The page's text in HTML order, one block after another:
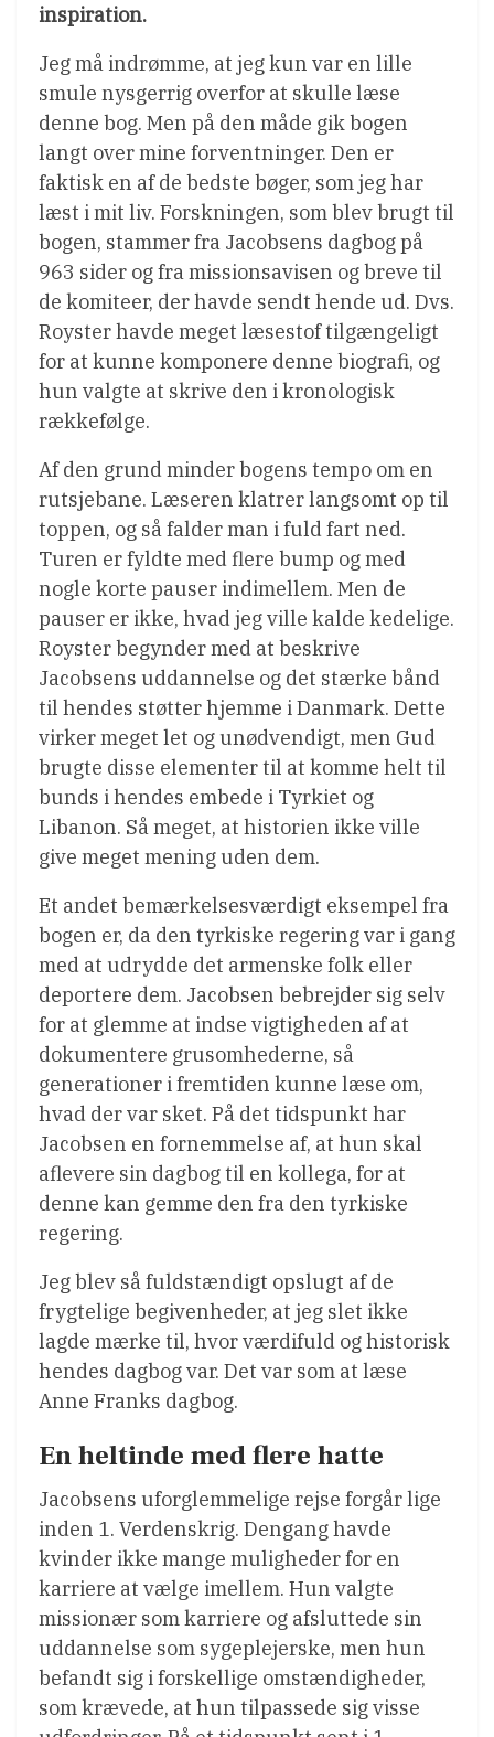
inspiration.
Jeg må indrømme, at jeg kun var en lille
smule nysgerrig overfor at skulle læse
denne bog. Men på den måde gik bogen
langt over mine forventninger. Den er
faktisk en af de bedste bøger, som jeg har
læst i mit liv. Forskningen, som blev brugt til
bogen, stammer fra Jacobsens dagbog på
963 sider og fra missionsavisen og breve til
de komiteer, der havde sendt hende ud. Dvs.
Royster havde meget læsestof tilgængeligt
for at kunne komponere denne biografi, og
hun valgte at skrive den i kronologisk
rækkefølge.
Af den grund minder bogens tempo om en
rutsjebane. Læseren klatrer langsomt op til
toppen, og så falder man i fuld fart ned.
Turen er fyldte med flere bump og med
nogle korte pauser indimellem. Men de
pauser er ikke, hvad jeg ville kalde kedelige.
Royster begynder med at beskrive
Jacobsens uddannelse og det stærke bånd
til hendes støtter hjemme i Danmark. Dette
virker meget let og unødvendigt, men Gud
brugte disse elementer til at komme helt til
bunds i hendes embede i Tyrkiet og
Libanon. Så meget, at historien ikke ville
give meget mening uden dem.
Et andet bemærkelsesværdigt eksempel fra
bogen er, da den tyrkiske regering var i gang
med at udrydde det armenske folk eller
deportere dem. Jacobsen bebrejder sig selv
for at glemme at indse vigtigheden af ​​at
dokumentere grusomhederne, så
generationer i fremtiden kunne læse om,
hvad der var sket. På det tidspunkt har
Jacobsen en fornemmelse af, at hun skal
aflevere sin dagbog til en kollega, for at
denne kan gemme den fra den tyrkiske
regering.
Jeg blev så fuldstændigt opslugt af de
frygtelige begivenheder, at jeg slet ikke
lagde mærke til, hvor værdifuld og historisk
hendes dagbog var. Det var som at læse
Anne Franks dagbog.
En heltinde med flere hatte
Jacobsens uforglemmelige rejse forgår lige
inden 1. Verdenskrig. Dengang havde
kvinder ikke mange muligheder for en
karriere at vælge imellem. Hun valgte
missionær som karriere og afsluttede sin
uddannelse som sygeplejerske, men hun
befandt sig i forskellige omstændigheder,
som krævede, at hun tilpassede sig visse